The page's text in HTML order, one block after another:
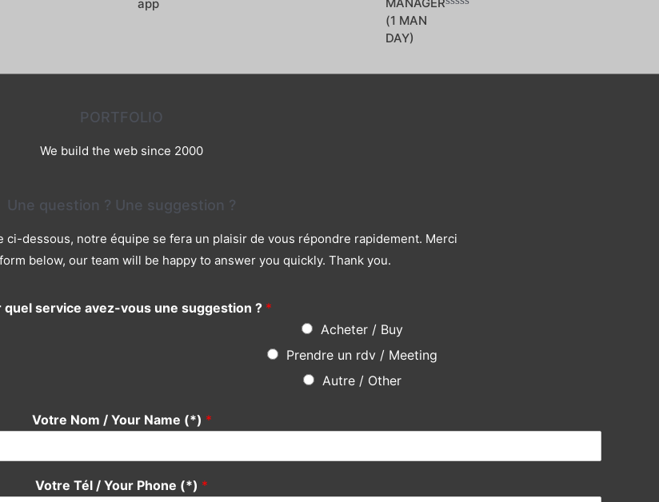
PORTFOLIO
We build the web since 2000
Une question ? Une suggestion ?
ci-dessous, notre équipe se fera un plaisir de vous répondre rapidement. Merci
below, our team will be happy to answer you quickly. Thank you.
quel service avez-vous une suggestion ? *
Acheter / Buy
Prendre un rdv / Meeting
Autre / Other
Votre Nom / Your Name (*) *
Votre Tél / Your Phone (*) *